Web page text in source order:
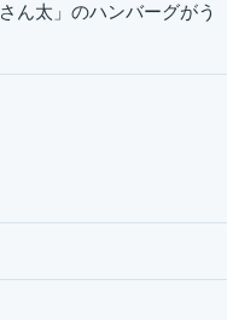
ん太」のハンバーグがう